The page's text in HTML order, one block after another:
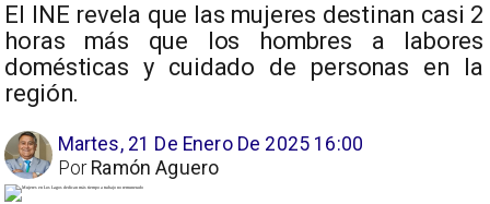
El INE revela que las mujeres destinan casi 2
horas más que los hombres a labores
domésticas y cuidado de personas en la
región.
Martes, 21 De Enero De 2025 16:00
Ramón Aguero
Por